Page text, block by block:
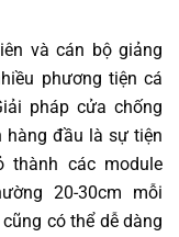
và cán bộ giảng
phương tiện cá
pháp cửa chống
đầu là sự tiện
thành các module
20-30cm mỗi
có thể dễ dàng